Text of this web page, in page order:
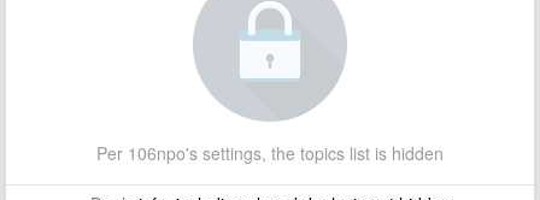
Per 106npo's settings, the topics list is hidden